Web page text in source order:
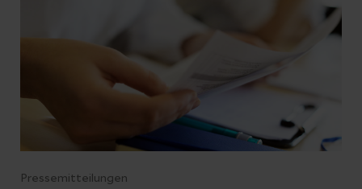
Pressemitteilungen